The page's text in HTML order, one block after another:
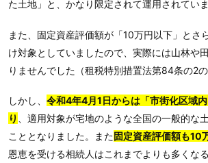
た土地」と、かなり限定されて運用されていま
また、固定資産評価額が「10万円以下」とさ
け対象としていましたので、実際には山林や
りませんでした（租税特別措置法第84条の2の
しかし、 令和4年4月1日からは「市街化区域
り
、適用対象が宅地のような全国の一般的な
こととなりました。また固定資産評価額も10
恩恵を受ける相続人はこれまでよりも多くな